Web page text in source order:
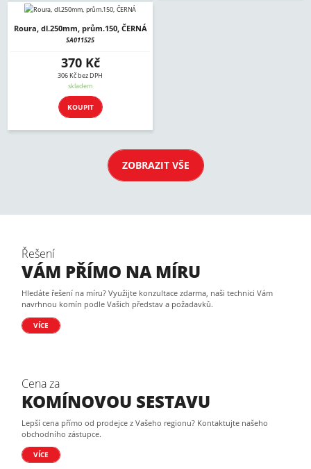
Roura, dl.250mm, prům.150, ČERNÁ
SA011525
370 Kč
306 Kč bez DPH
skladem
KOUPIT
ZOBRAZIT VŠE
Řešení
VÁM PŘÍMO NA MÍRU
Hledáte řešení na míru? Využijte konzultace zdarma, naši technici Vám
navrhnou komín podle Vašich představ a požadavků.
VÍCE
Cena za
KOMÍNOVOU SESTAVU
Lepší cena přímo od prodejce z Vašeho regionu? Kontaktujte našeho
obchodního zástupce.
VÍCE